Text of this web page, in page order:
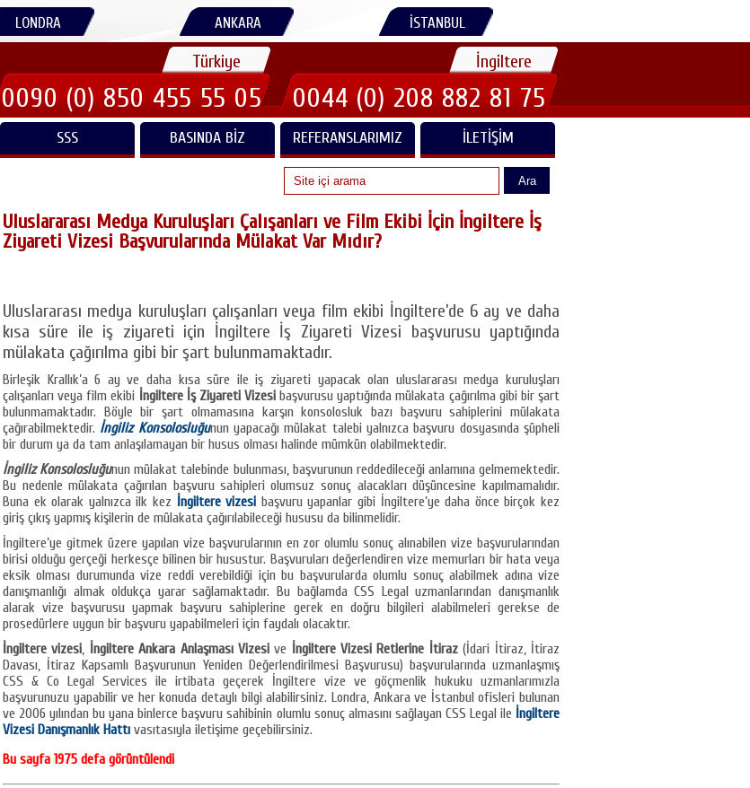
LONDRA ANKARA İSTANBUL
Türkiye
0090 (0) 850 455 55 05
İngiltere
0044 (0) 208 882 81 75
SSS BASINDA BIZ REFERANSLARIMIZ İLETIŞIM
Ara
Uluslararası Medya Kuruluşları Çalışanları ve Film Ekibi İçin İngiltere İş
Ziyareti Vizesi Başvurularında Mülakat Var Mıdır?
Uluslararası medya kuruluşları çalışanları veya film ekibi İngiltere’de 6 ay ve daha
kısa süre ile iş ziyareti için İngiltere İş Ziyareti Vizesi başvurusu yaptığında
mülakata çağırılma gibi bir şart bulunmamaktadır.
Birleşik Krallık’a 6 ay ve daha kısa süre ile iş ziyareti yapacak olan uluslararası medya kuruluşları
çalışanları veya film ekibi İngiltere İş Ziyareti Vizesi başvurusu yaptığında mülakata çağırılma gibi bir şart
bulunmamaktadır. Böyle bir şart olmamasına karşın konsolosluk bazı başvuru sahiplerini mülakata
çağırabilmektedir. İngiliz Konsolosluğunun yapacağı mülakat talebi yalnızca başvuru dosyasında şüpheli
bir durum ya da tam anlaşılamayan bir husus olması halinde mümkün olabilmektedir.
İngiliz Konsolosluğunun mülakat talebinde bulunması, başvurunun reddedileceği anlamına gelmemektedir.
Bu nedenle mülakata çağırılan başvuru sahipleri olumsuz sonuç alacakları düşüncesine kapılmamalıdır.
Buna ek olarak yalnızca ilk kez İngiltere vizesi başvuru yapanlar gibi İngiltere’ye daha önce birçok kez
giriş çıkış yapmış kişilerin de mülakata çağırılabileceği hususu da bilinmelidir.
İngiltere’ye gitmek üzere yapılan vize başvurularının en zor olumlu sonuç alınabilen vize başvurularından
birisi olduğu gerçeği herkesçe bilinen bir husustur. Başvuruları değerlendiren vize memurları bir hata veya
eksik olması durumunda vize reddi verebildiği için bu başvurularda olumlu sonuç alabilmek adına vize
danışmanlığı almak oldukça yarar sağlamaktadır. Bu bağlamda CSS Legal uzmanlarından danışmanlık
alarak vize başvurusu yapmak başvuru sahiplerine gerek en doğru bilgileri alabilmeleri gerekse de
prosedürlere uygun bir başvuru yapabilmeleri için faydalı olacaktır.
İngiltere vizesi, İngiltere Ankara Anlaşması Vizesive İngiltere Vizesi Retlerine İtiraz(İdari İtiraz, İtiraz
Davası, İtiraz Kapsamlı Başvurunun Yeniden Değerlendirilmesi Başvurusu) başvurularında uzmanlaşmış
CSS & Co Legal Services ile irtibata geçerek İngiltere vize ve göçmenlik hukuku uzmanlarımızla
başvurunuzu yapabilir ve her konuda detaylı bilgi alabilirsiniz. Londra, Ankara ve İstanbul ofisleri bulunan
ve 2006 yılından bu yana binlerce başvuru sahibinin olumlu sonuç almasını sağlayan CSS Legal ile İngiltere
Vizesi Danışmanlık Hattı vasıtasıyla iletişime geçebilirsiniz.
Bu sayfa 1975 defa görüntülendi